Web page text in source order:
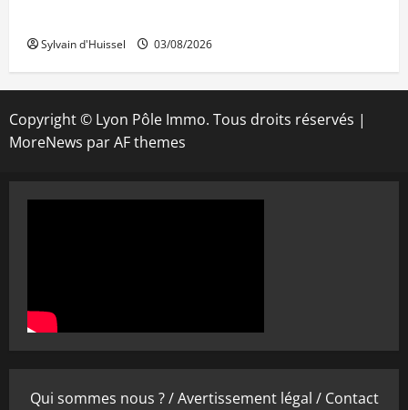
Sylvain d'Huissel 03/08/2026
Copyright © Lyon Pôle Immo. Tous droits réservés |
MoreNews par AF themes
Qui sommes nous ? /Avertissement légal / Contact